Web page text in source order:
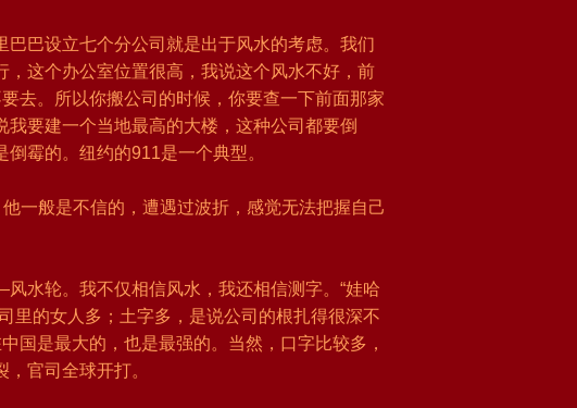
巴设立七个分公司就是出于风水的考虑。我们
这个办公室位置很高，我说这个风水不好，前
去。所以你搬公司的时候，你要查一下前面那家
要建一个当地最高的大楼，这种公司都要倒
霉的。纽约的911是一个典型。
一般是不信的，遭遇过波折，感觉无法把握自己
水轮。我不仅相信风水，我还相信测字。“娃哈
里的女人多；土字多，是说公司的根扎得很深不
国是最大的，也是最强的。当然，口字比较多，
官司全球开打。